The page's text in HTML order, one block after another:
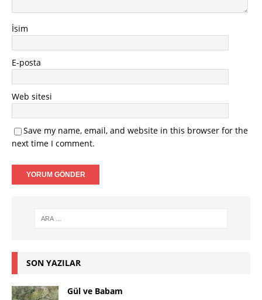
İsim
E-posta
Web sitesi
Save my name, email, and website in this browser for the
next time I comment.
SON YAZILAR
Gül ve Babam